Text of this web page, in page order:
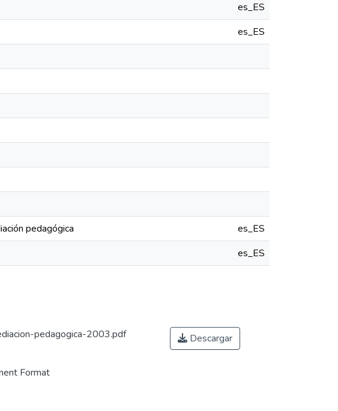
es_ES
es_ES
pedagógica
es_ES
es_ES
pedagogica-2003.pdf
Format
Descargar